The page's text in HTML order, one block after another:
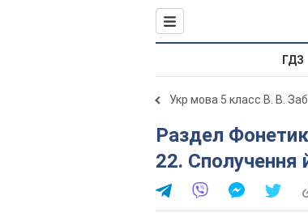
ГДЗ
Укр мова 5 класс В. В.
Раздел Фонетика. Орфоепія. Графіка. Орфографія. §
22. Сполучення